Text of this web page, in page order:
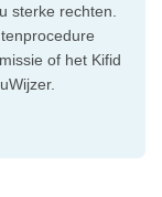
sterke rechten.
of het Kifid